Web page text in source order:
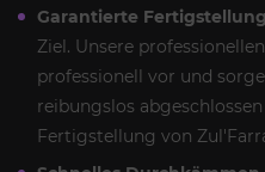
Garantierte
Ziel. Unsere
professionell vor und
reibungslos
Fertigstellung von